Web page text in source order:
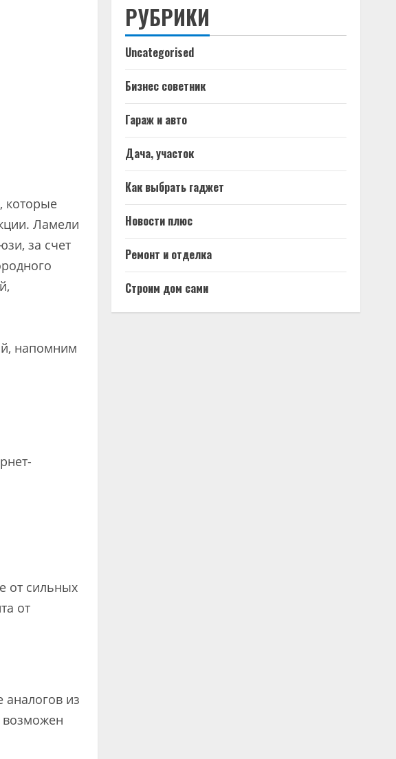
которые
Ламели
за счет
напомним
от сильных
от
из
возможен
РУБРИКИ
Uncategorised
Бизнес советник
Гараж и авто
Дача, участок
Как выбрать гаджет
Новости плюс
Ремонт и отделка
Строим дом сами